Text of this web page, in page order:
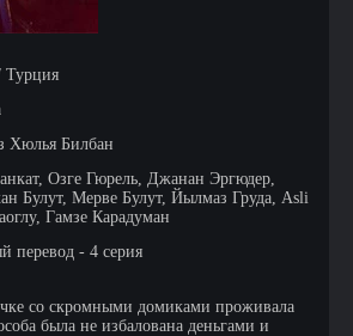
Турция
Хюлья Билбан
Озге Гюрель, Джанан Эргюдер,
Булут, Мерве Булут, Йылмаз Груда, Asli
Гамзе Карадуман
перевод - 4 серия
со скромными домиками проживала
была не избалована деньгами и